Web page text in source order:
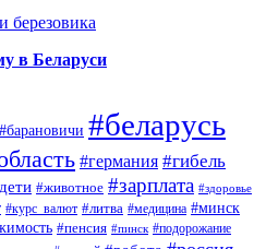
березовика
в Беларуси
#барановичи #беларусь
#германия #гибель
#животное #зарплата #здоровье
#курс_валют #литва #медицина #минск
#пенсия #пинск #подорожание